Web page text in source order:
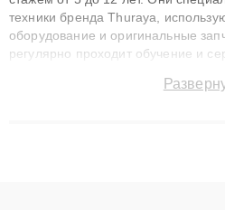
техники бренда Thuraya,
оборудование и оригинальные
регулярно проходит обучение и
технику с сохранением гарантии